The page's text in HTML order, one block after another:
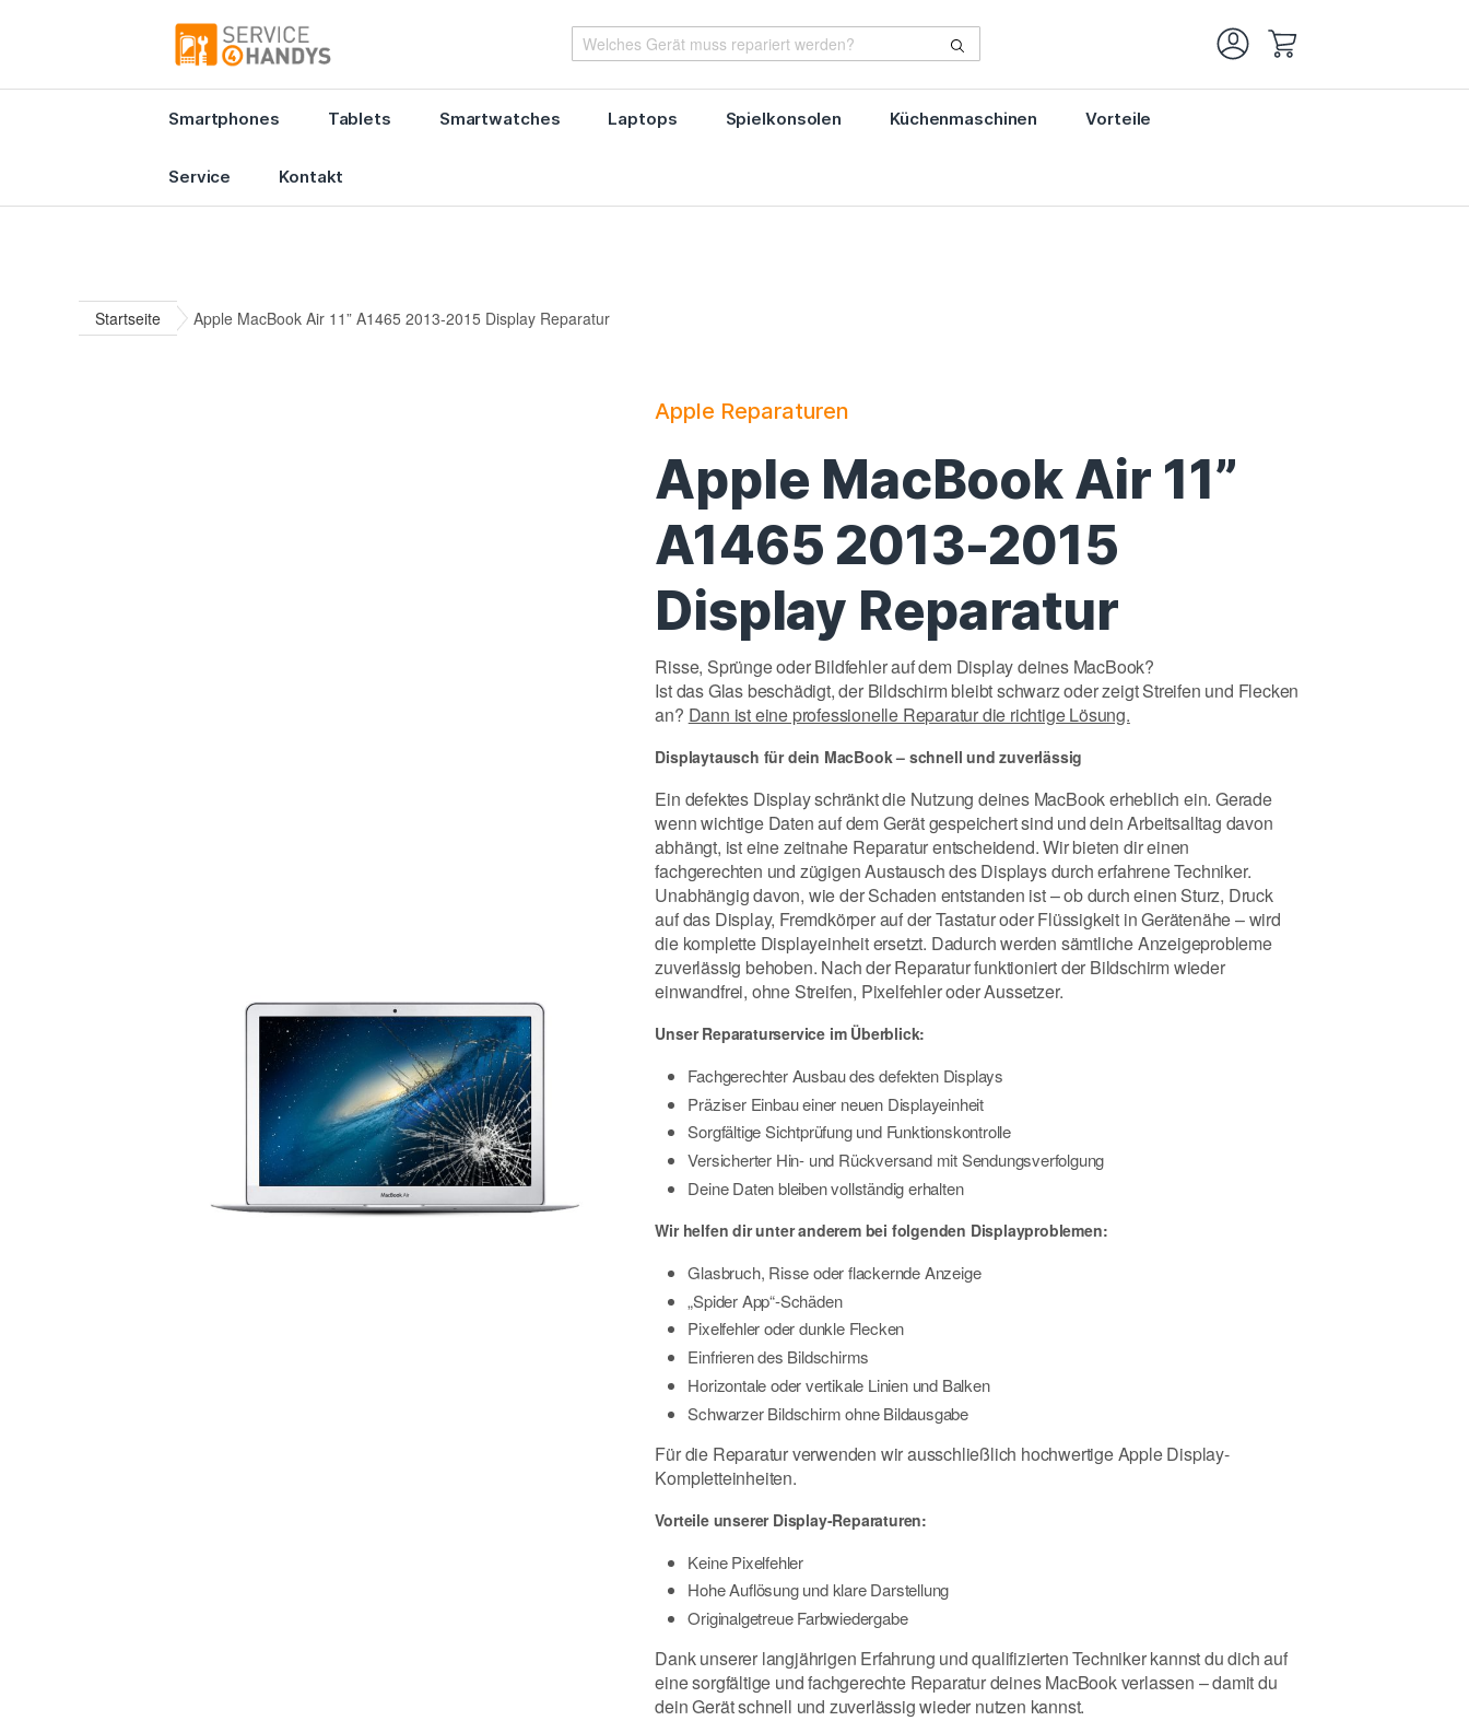
Smartphones Tablets Smartwatches Laptops Spielkonsolen Küchenmaschinen Vorteile
Service Kontakt
Startseite Apple MacBook Air 11” A1465 2013-2015 Display Reparatur
Apple Reparaturen
Apple MacBook Air 11”
A1465 2013-2015
Display Reparatur
Risse, Sprünge oder Bildfehler auf dem Display deines MacBook?
Ist das Glas beschädigt, der Bildschirm bleibt schwarz oder zeigt Streifen und Flecken
an? Dann ist eine professionelle Reparatur die richtige Lösung.
Displaytausch für dein MacBook – schnell und zuverlässig
Ein defektes Display schränkt die Nutzung deines MacBook erheblich ein. Gerade
wenn wichtige Daten auf dem Gerät gespeichert sind und dein Arbeitsalltag davon
abhängt, ist eine zeitnahe Reparatur entscheidend. Wir bieten dir einen
fachgerechten und zügigen Austausch des Displays durch erfahrene Techniker.
Unabhängig davon, wie der Schaden entstanden ist – ob durch einen Sturz, Druck
auf das Display, Fremdkörper auf der Tastatur oder Flüssigkeit in Gerätenähe – wird
die komplette Displayeinheit ersetzt. Dadurch werden sämtliche Anzeigeprobleme
zuverlässig behoben. Nach der Reparatur funktioniert der Bildschirm wieder
einwandfrei, ohne Streifen, Pixelfehler oder Aussetzer.
Unser Reparaturservice im Überblick:
Fachgerechter Ausbau des defekten Displays
Präziser Einbau einer neuen Displayeinheit
Sorgfältige Sichtprüfung und Funktionskontrolle
Versicherter Hin- und Rückversand mit Sendungsverfolgung
Deine Daten bleiben vollständig erhalten
Wir helfen dir unter anderem bei folgenden Displayproblemen:
Glasbruch, Risse oder flackernde Anzeige
„Spider App“-Schäden
Pixelfehler oder dunkle Flecken
Einfrieren des Bildschirms
Horizontale oder vertikale Linien und Balken
Schwarzer Bildschirm ohne Bildausgabe
Für die Reparatur verwenden wir ausschließlich hochwertige Apple Display-
Kompletteinheiten.
Vorteile unserer Display-Reparaturen:
Keine Pixelfehler
Hohe Auflösung und klare Darstellung
Originalgetreue Farbwiedergabe
Dank unserer langjährigen Erfahrung und qualifizierten Techniker kannst du dich auf
eine sorgfältige und fachgerechte Reparatur deines MacBook verlassen – damit du
dein Gerät schnell und zuverlässig wieder nutzen kannst.